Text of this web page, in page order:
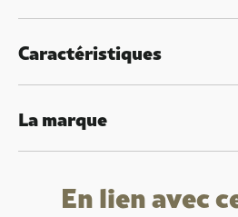
Caractéristiques
La marque
En lien avec